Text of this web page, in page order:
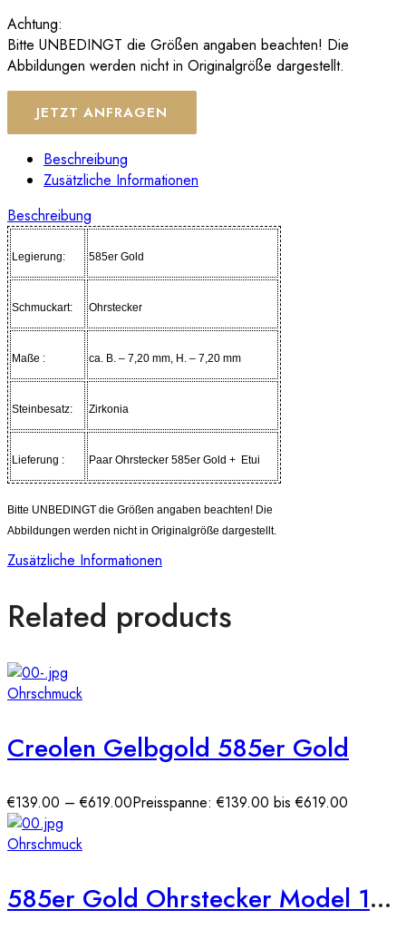
Achtung:
Bitte UNBEDINGT die Größen angaben beachten! Die
Abbildungen werden nicht in Originalgröße dargestellt.
JETZT ANFRAGEN
Beschreibung
Zusätzliche Informationen
Beschreibung
Legierung: 585er Gold
Schmuckart: Ohrstecker
Maße : ca. B. – 7,20 mm, H. – 7,20 mm
Steinbesatz: Zirkonia
Lieferung : Paar Ohrstecker 585er Gold + Etui
Bitte UNBEDINGT die Größen angaben beachten! Die
Abbildungen werden nicht in Originalgröße dargestellt.
Zusätzliche Informationen
Related products
Ohrschmuck
Creolen Gelbgold 585er Gold
€139.00 –€619.00Preisspanne: €139.00 bis €619.00
Ohrschmuck
585er Gold Ohrstecker Model 15 Engel